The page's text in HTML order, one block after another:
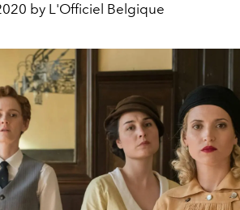
by L'Officiel Belgique